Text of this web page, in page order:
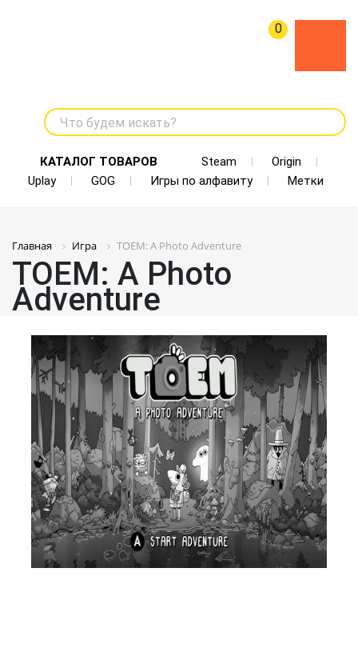
0
Что будем искать?
КАТАЛОГ ТОВАРОВ Steam
Origin
Uplay
GOG Игры по алфавиту Метки
Главная Игра TOEM: A Photo Adventure
TOEM: A Photo
Adventure